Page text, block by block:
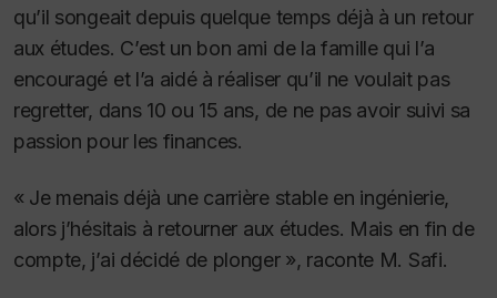
qu’il songeait depuis quelque temps déjà à un retour
aux études. C’est un bon ami de la famille qui l’a
encouragé et l’a aidé à réaliser qu’il ne voulait pas
regretter, dans 10 ou 15 ans, de ne pas avoir suivi sa
passion pour les finances.
« Je menais déjà une carrière stable en ingénierie,
alors j’hésitais à retourner aux études. Mais en fin de
compte, j’ai décidé de plonger », raconte M. Safi.